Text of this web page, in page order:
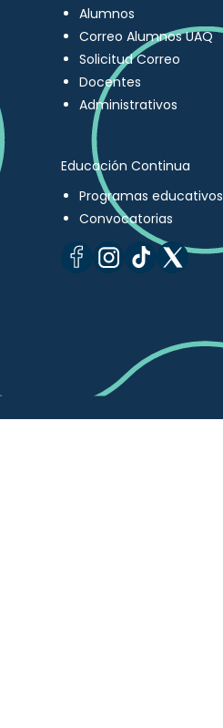
Alumnos
Correo Alumnos UAQ
Solicitud Correo
Docentes
Administrativos
Educación Continua
Programas educativos
Convocatorias